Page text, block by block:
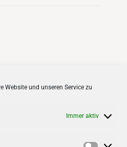
Website und unseren Service zu
Immer aktiv
und